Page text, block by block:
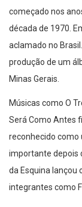
começado nos
década de 1970.
aclamado no
produção de um
Minas Gerais.
Músicas como O
Será Como Antes
reconhecido como
importante depois
da Esquina lançou
integrantes como